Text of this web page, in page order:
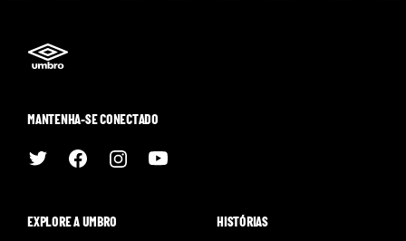
MANTENHA-SE CONECTADO
EXPLORE A UMBRO HISTÓRIAS